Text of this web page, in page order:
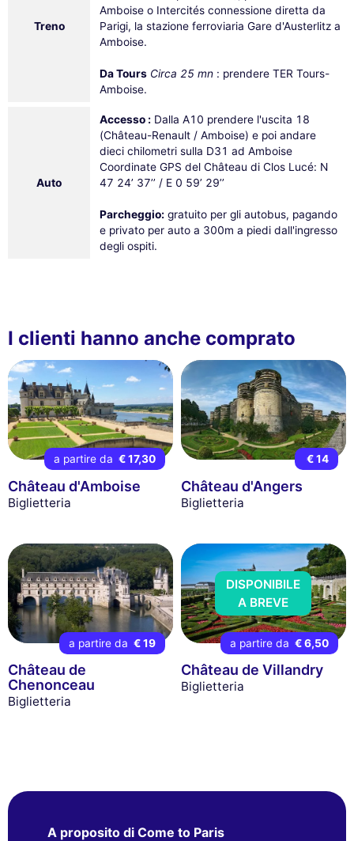
Treno
Amboise o Intercités connessione diretta da
Parigi, la stazione ferroviaria Gare d'Austerlitz a
Amboise.
Da Tours Circa 25 mn : prendere TER Tours-
Amboise.
Auto
Accesso : Dalla A10 prendere l'uscita 18
(Château-Renault / Amboise) e poi andare
dieci chilometri sulla D31 ad Amboise
Coordinate GPS del Château di Clos Lucé: N
47 24’ 37’’ / E 0 59’ 29’’
Parcheggio: gratuito per gli autobus, pagando
e privato per auto a 300m a piedi dall'ingresso
degli ospiti.
I clienti hanno anche comprato
a partire da € 17,30
Château d'Amboise
Biglietteria
€ 14
Château d'Angers
Biglietteria
a partire da € 19
Château de
Chenonceau
Biglietteria
DISPONIBILE
A BREVE
a partire da € 6,50
Château de Villandry
Biglietteria
A proposito di Come to Paris